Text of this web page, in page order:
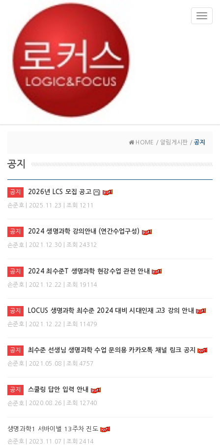
HOME / 알림게시판 /공지
공지
공지 2026년 LCS 모집 공고
손준호| 2025.11.23 | 조회 1211
공지 2024 생명과학 강의안내 (연간수업구성)
손준호 | 2021.12.30 | 조회 24312
공지 2024 최수준T 생명과학 현강수업 관련 안내
손준호| 2021.12.22 | 조회 19114
공지 LOCUS 생명과학 최수준 2024 대비 시대인재 고3 강의 안내
손준호| 2021.12.22 | 조회 11479
공지 최수준 선생님 생명과학 수업 문의용 카카오톡 채널 링크 공지
손준호| 2021.05.08 | 조회 4757
공지 스쿨링 답안 입력 안내
손준호 | 2020.08.26 | 조회 12740
생명과학1 서바이벌 13주차 진도
손준호| 2023.11.07 | 조회 2414